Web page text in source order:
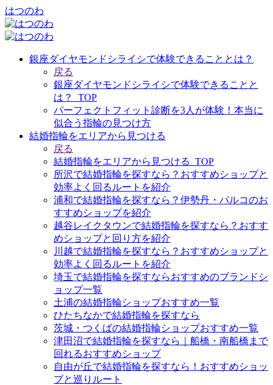
はつのわ
銀座ダイヤモンドシライシで体験できることとは？
戻る
銀座ダイヤモンドシライシで体験できることと
は？_TOP
パーフェクトフィット診断を3人が体験！本当に
似合う指輪の見つけ方
結婚指輪をエリアから見つける
戻る
結婚指輪をエリアから見つける_TOP
所沢で結婚指輪を探すなら？おすすめショップと
効率よく回るルートを紹介
浦和で結婚指輪を探すなら？伊勢丹・パルコのお
すすめショップを紹介
越谷レイクタウンで結婚指輪を探すなら？おすす
めショップと回り方を紹介
川越で結婚指輪を探すなら？おすすめショップと
効率よく回るルートを紹介
埼玉で結婚指輪を探すならおすすめのブランドシ
ョップ一覧
土浦の結婚指輪ショップおすすめ一覧
ひたちなかで結婚指輪を探すなら
茨城・つくばの結婚指輪ショップおすすめ一覧
津田沼で結婚指輪を探すなら｜船橋・南船橋まで
回れるおすすめショップ
自由が丘で結婚指輪を探すなら！おすすめショッ
プと巡りルート